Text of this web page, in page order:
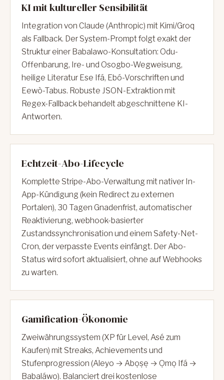
KI mit kultureller Sensibilität
Integration von Claude (Anthropic) mit Kimi/Groq
als Fallback. Der System-Prompt folgt exakt der
Struktur einer Babalawo-Konsultation: Odu-
Offenbarung, Ire- und Osogbo-Wegweisung,
heilige Literatur Ese Ifá, Ebó-Vorschriften und
Eewò-Tabus. Robuste JSON-Extraktion mit
Regex-Fallback behandelt abgeschnittene KI-
Antworten.
Echtzeit-Abo-Lifecycle
Komplette Stripe-Abo-Verwaltung mit nativer In-
App-Kündigung (kein Redirect zu externen
Portalen), 30 Tagen Gnadenfrist, automatischer
Reaktivierung, webhook-basierter
Zustandssynchronisation und einem Safety-Net-
Cron, der verpasste Events einfängt. Der Abo-
Status wird sofort aktualisiert, ohne auf Webhooks
zu warten.
Gamification-Ökonomie
Zweiwährungssystem (XP für Level, Asé zum
Kaufen) mit Streaks, Achievements und
Stufenprogression (Aleyo → Abọṣẹ → Ọmọ Ifá →
Babaláwo). Balanciert drei kostenlose